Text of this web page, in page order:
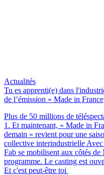
Actualités
Tu es apprenti(e) dans
de l’émission « Made in
Plus de 50 millions de
1. Et maintenant, « Made in
demain » revient pour une
collective interindustrielle
Fab se mobilisent aux côtés
programme. Le casting est
Et c'est peut-être toi